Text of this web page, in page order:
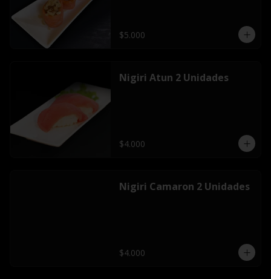
$5.000
Nigiri Atun 2 Unidades
$4.000
Nigiri Camaron 2 Unidades
$4.000